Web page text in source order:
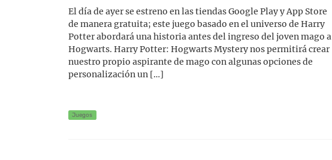
El día de ayer se estreno en las tiendas Google Play y App Store
de manera gratuita; este juego basado en el universo de Harry
Potter abordará una historia antes del ingreso del joven mago a
Hogwarts. Harry Potter: Hogwarts Mystery nos permitirá crear
nuestro propio aspirante de mago con algunas opciones de
personalización un […]
Juegos